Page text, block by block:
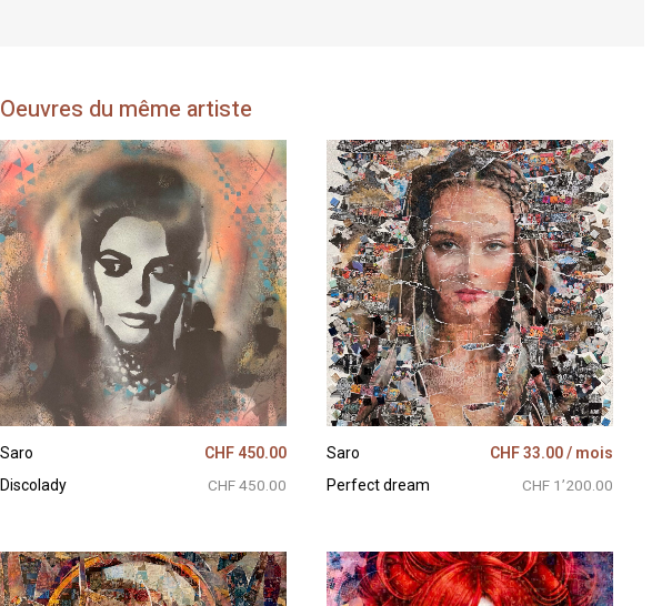
Oeuvres du même artiste
Saro
Discolady
CHF 450.00
CHF 450.00
Saro
Perfect dream
CHF33.00/ mois
CHF 1’200.00